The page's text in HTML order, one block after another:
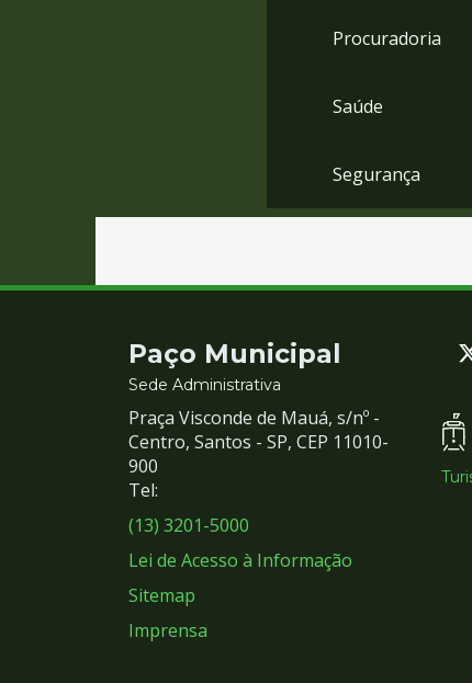
Procuradoria
Saúde
Segurança
Contato
e
Redes
Sociais
Paço Municipal
Sede Administrativa
Praça Visconde de Mauá, s/nº -
Centro, Santos - SP, CEP 11010-
900
Tel:
(13) 3201-5000
Lei de Acesso à Informação
Sitemap
Imprensa